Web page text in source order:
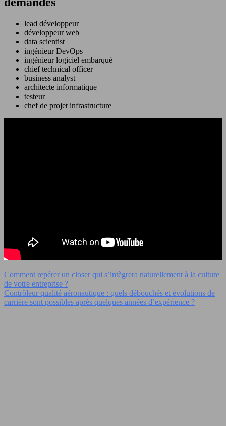
lead développeur
développeur web
data scientist
ingénieur DevOps
ingénieur logiciel embarqué
chief technical officer
business analyst
architecte informatique
testeur
chef de projet infrastructure
Comment repérer un closer qui s’intègrera naturellement à la culture
de votre entreprise ?
Contrôleur qualité aéronautique : quels débouchés et évolutions de
carrière sont possibles après quelques années d’expérience ?